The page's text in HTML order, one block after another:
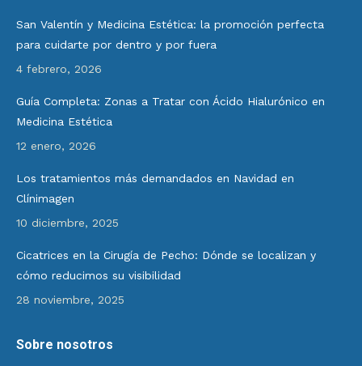
San Valentín y Medicina Estética: la promoción perfecta
para cuidarte por dentro y por fuera
4 febrero, 2026
Guía Completa: Zonas a Tratar con Ácido Hialurónico en
Medicina Estética
12 enero, 2026
Los tratamientos más demandados en Navidad en
Clínimagen
10 diciembre, 2025
Cicatrices en la Cirugía de Pecho: Dónde se localizan y
cómo reducimos su visibilidad
28 noviembre, 2025
Sobre nosotros